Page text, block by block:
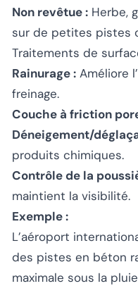
Non revêtue : Herbe,
sur de petites pistes
Traitements de
Rainurage : Améliore
freinage.
Couche à friction
Déneigement/
produits chimiques.
Contrôle de la
maintient la visibilité.
Exemple :
L’aéroport
des pistes en béton
maximale sous la